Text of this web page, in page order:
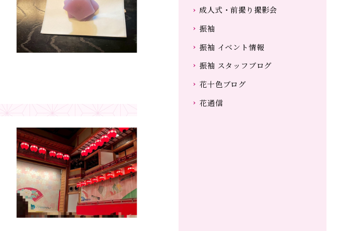
成人式・前撮り撮影会
振袖
振袖 イベント情報
振袖 スタッフブログ
花十色ブログ
花通信